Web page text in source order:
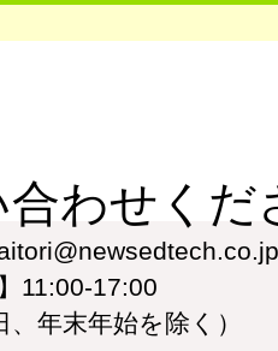
わせくだ
11:00-17:00
、年末年始を除く）